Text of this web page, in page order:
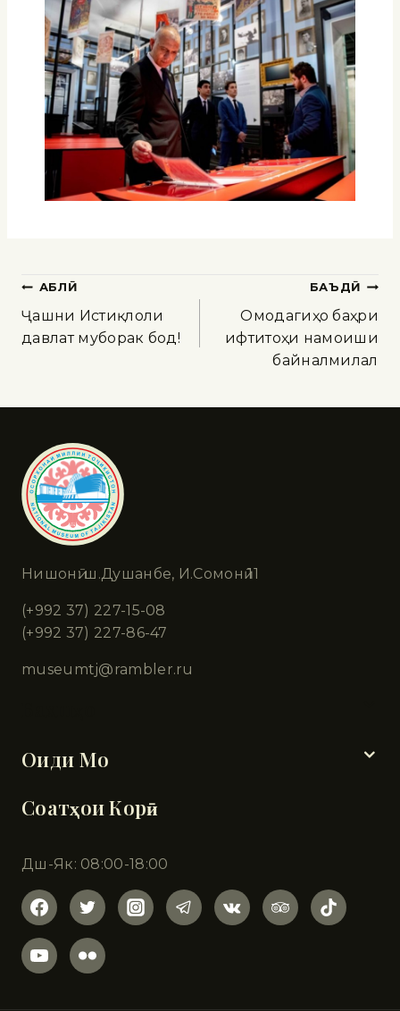
ҚАБЛӢ
Ҷашни Истиқлоли
давлатӣ муборак бод!
БАЪДӢ
Омодагиҳо баҳри
ифтитоҳи намоиши
байналмилалӣ
Нишонӣ: ш.Душанбе, И.Сомонӣ 11
(+992 37) 227-15-08
(+992 37) 227-86-47
museumtj@rambler.ru
Оиди Мо
Соатҳои Корӣ
Дш-Як: 08:00-18:00